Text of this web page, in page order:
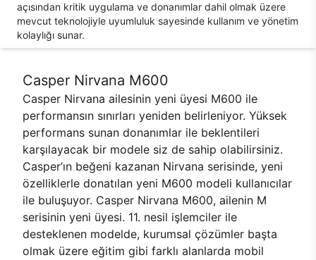
açısından kritik uygulama ve donanımlar dahil olmak üzere
mevcut teknolojiyle uyumluluk sayesinde kullanım ve yönetim
kolaylığı sunar.
Casper Nirvana M600
Casper Nirvana ailesinin yeni üyesi M600 ile
performansın sınırları yeniden belirleniyor. Yüksek
performans sunan donanımlar ile beklentileri
karşılayacak bir modele siz de sahip olabilirsiniz.
Casper’ın beğeni kazanan Nirvana serisinde, yeni
özelliklerle donatılan yeni M600 modeli kullanıcılar
ile buluşuyor. Casper Nirvana M600, ailenin M
serisinin yeni üyesi. 11. nesil işlemciler ile
desteklenen modelde, kurumsal çözümler başta
olmak üzere eğitim gibi farklı alanlarda mobil